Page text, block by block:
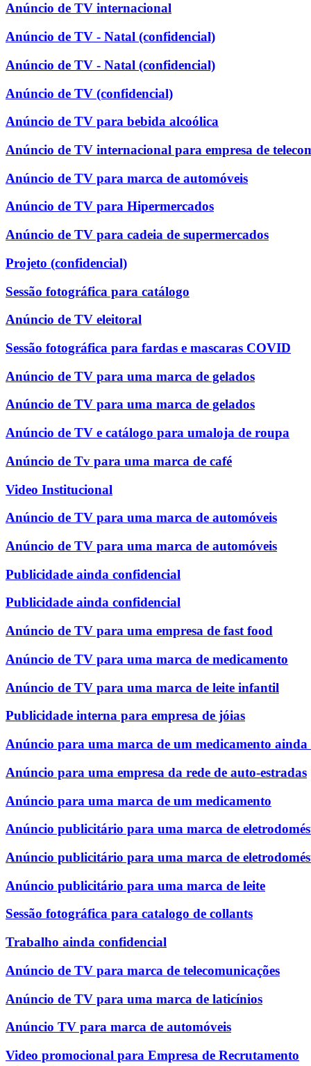
Anúncio de TV internacional
Anúncio de TV - Natal (confidencial)
Anúncio de TV - Natal (confidencial)
Anúncio de TV (confidencial)
Anúncio de TV para bebida alcoólica
Anúncio de TV internacional para empresa de
Anúncio de TV para marca de automóveis
Anúncio de TV para Hipermercados
Anúncio de TV para cadeia de supermercados
Projeto (confidencial)
Sessão fotográfica para catálogo
Anúncio de TV eleitoral
Sessão fotográfica para fardas e mascaras COVID
Anúncio de TV para uma marca de gelados
Anúncio de TV para uma marca de gelados
Anúncio de TV e catálogo para umaloja de roupa
Anúncio de Tv para uma marca de café
Video Institucional
Anúncio de TV para uma marca de automóveis
Anúncio de TV para uma marca de automóveis
Publicidade ainda confidencial
Publicidade ainda confidencial
Anúncio de TV para uma empresa de fast food
Anúncio de TV para uma marca de medicamento
Anúncio de TV para uma marca de leite infantil
Publicidade interna para empresa de jóias
Anúncio para uma marca de um medicamento
Anúncio para uma empresa da rede de auto-estradas
Anúncio para uma marca de um medicamento
Anúncio publicitário para uma marca de
Anúncio publicitário para uma marca de
Anúncio publicitário para uma marca de leite
Sessão fotográfica para catalogo de collants
Trabalho ainda confidencial
Anúncio de TV para marca de telecomunicações
Anúncio de TV para uma marca de laticínios
Anúncio TV para marca de automóveis
Video promocional para Empresa de Recrutamento